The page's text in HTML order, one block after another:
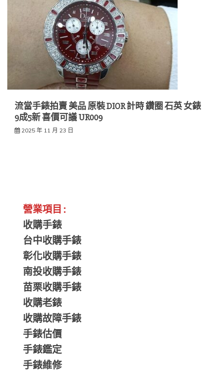
流當手錶拍賣 美品 原裝 DIOR 計時 鑽圈 石英 女錶
9成5新 喜價可議 UR009
2025 年 11 月 23 日
營業項目:
收購手錶
台中收購手錶
彰化收購手錶
南投收購手錶
苗栗收購手錶
收購老錶
收購故障手錶
手錶估價
手錶鑑定
手錶維修